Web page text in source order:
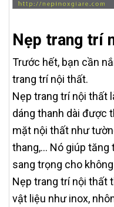
Nẹp trang trí
Trước hết, bạn cần
trang trí nội thất.
Nẹp trang trí nội thất
dáng thanh dài được
mặt nội thất như
thang,… Nó giúp
sang trọng cho
Nẹp trang trí nội thất
vật liệu như inox,